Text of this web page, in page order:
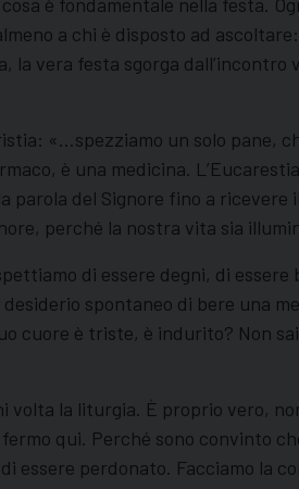
a chi è disposto ad
la vera festa sgorga
«…spezziamo un solo pane,
è una medicina.
del Signore fino a ricevere
perché la nostra vita sia
di essere degni, di
spontaneo di bere una
cuore è triste, è indurito? Non
la liturgia. È proprio vero,
qui. Perché sono convinto
essere perdonato. Facciamo la